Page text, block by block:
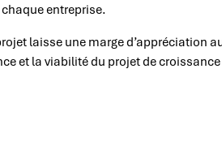
entreprise.
laisse une marge d’appréciation
et la viabilité du projet de